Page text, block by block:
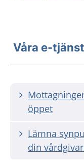
Våra e-
öppet
Lämna
din